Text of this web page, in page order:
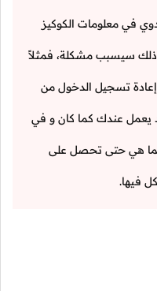
في معلومات الكوكيز
سيسبب مشكلة، فمثلاً
تسجيل الدخول من
يعمل عندك كما كان و في
كما هي حتى تحصل على
فيها.